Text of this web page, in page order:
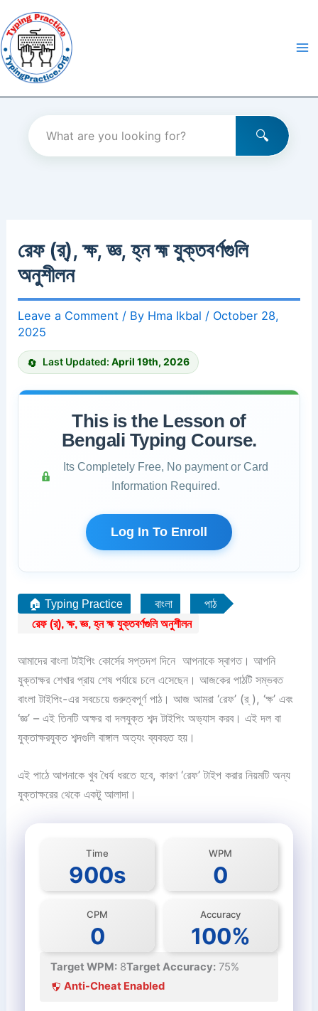
to
content
রেফ (র্), ক্ষ, জ্ঞ, হ্ন হ্ম যুক্তবর্ণগুলি
অনুশীলন
Leave a Comment / By Hma Ikbal / October 28,
2025
Last Updated:April 19th, 2026
This is the Lesson of
Bengali Typing Course.
Its Completely Free, No payment or Card
Information Required.
Log In To Enroll
🏠 Typing Practice বাংলা
পাঠ
রেফ (র্), ক্ষ, জ্ঞ, হ্ন হ্ম যুক্তবর্ণগুলি অনুশীলন
আমাদের বাংলা টাইপিং কোর্সের সপ্তদশ দিনে আপনাকে স্বাগত। আপনি
যুক্তাক্ষর শেখার প্রায় শেষ পর্যায়ে চলে এসেছেন। আজকের পাঠটি সম্ভবত
বাংলা টাইপিং-এর সবচেয়ে গুরুত্বপূর্ণ পাঠ। আজ আমরা ‘রেফ’ (র্ ), ‘ক্ষ’ এবং
‘জ্ঞ’ – এই তিনটি অক্ষর বা দলযুক্ত শব্দ টাইপিং অভ্যাস করব। এই দল বা
যুক্তাক্ষরযুক্ত শব্দগুলি বাঙ্গাল অত্যং ব্যবহৃত হয়।
এই পাঠে আপনাকে খুব ধৈর্য ধরতে হবে, কারণ ‘রেফ’ টাইপ করার নিয়মটি অন্য
যুক্তাক্ষরের থেকে একটু আলাদা।
Time
900s
WPM
0
CPM
0
Accuracy
100%
Target WPM: 8Target Accuracy: 75%
Anti-Cheat Enabled